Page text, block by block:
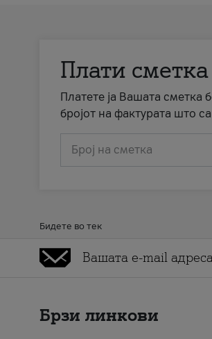
Плати сметка
Платете ја Вашата сметка
бројот на фактурата што
Број на сметка
Бидете во тек
Брзи линкови